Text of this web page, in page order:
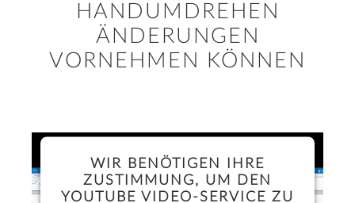
HANDUMDREHEN
ÄNDERUNGEN
VORNEHMEN KÖNNEN
WIR BENÖTIGEN IHRE
ZUSTIMMUNG, UM DEN
YOUTUBE VIDEO-SERVICE ZU